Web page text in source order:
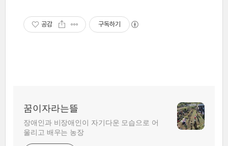
공감 구독하기
꿈이자라는뜰
장애인과 비장애인이 자기다운 모습으로 어
울리고 배우는 농장